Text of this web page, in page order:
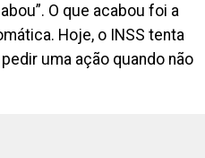
O que acabou foi a
Hoje, o INSS tenta
uma ação quando não